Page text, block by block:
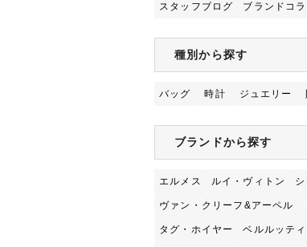
スタッフブログ ブランドコ
種別から探す
バッグ 時計 ジュエリー
ブランドから探す
エルメス ルイ・ヴィトン
ヴァン・クリーフ&アーペル
タグ・ホイヤー ベルルッティ